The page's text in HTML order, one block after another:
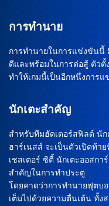
การทำนาย
การทำนายในการแข่งขันนี้
ดีและพร้อมในการต่อสู้ ตัวตั้
ทำให้เกมนี้เป็นอีกหนึ่งการ
นักเตะสำคัญ
สำหรับทีมฮัดเดอร์สฟิลด์ นัก
ฮาร์เนสส์ จะเป็นตัวเปิดท้
เชสเตอร์ ซิตี้ นักเตะออสก
สำคัญในการทำประตู
โดยคาดว่าการทำนายฟุตบ
เต็มไปด้วยความตื่นเต้น ทั้ง